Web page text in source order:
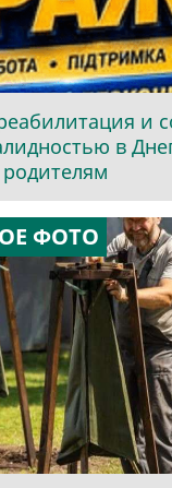
и
в
ФОТО